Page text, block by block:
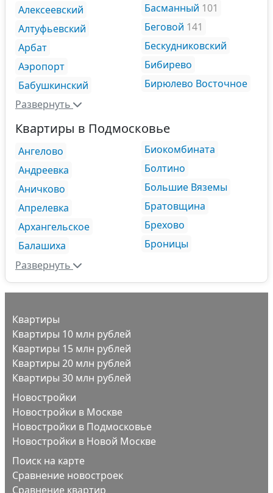
Алексеевский
Алтуфьевский
Арбат
Аэропорт
Бабушкинский
Басманный 101
Беговой 141
Бескудниковский
Бибирево
Бирюлево Восточное
Развернуть
Квартиры в Подмосковье
Ангелово
Андреевка
Аничково
Апрелевка
Архангельское
Балашиха
Биокомбината
Болтино
Большие Вяземы
Братовщина
Брехово
Броницы
Развернуть
Квартиры
Квартиры 10 млн рублей
Квартиры 15 млн рублей
Квартиры 20 млн рублей
Квартиры 30 млн рублей
Новостройки
Новостройки в Москве
Новостройки в Подмосковье
Новостройки в Новой Москве
Поиск на карте
Сравнение новостроек
Сравнение квартир